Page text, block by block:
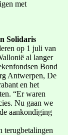
met
Solidaris
op 1 juli van
al langer
Bond
Antwerpen, De
en het
“Er waren
Nu gaan we
aankondiging
terugbetalingen